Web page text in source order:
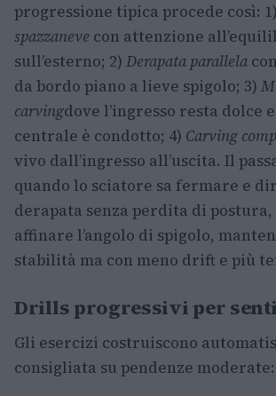
progressione tipica procede così: 1)
spazzaneve con attenzione
sull’esterno; 2) Derapata parallela
da bordo piano a lieve spigolo; 3)
carvingdove l’ingresso resta dolce
centrale è condotto; 4) Carving
vivo dall’ingresso all’uscita. Il
quando lo sciatore sa fermare e
derapata senza perdita di
affinare l’angolo di spigolo,
stabilità ma con meno drift e più
Drills progressivi per
Gli esercizi costruiscono
consigliata su pendenze moderate: